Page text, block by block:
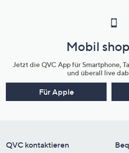
Mobil
Jetzt die QVC App für Smartphone,
und überall live
Für Apple
QVC kontaktieren